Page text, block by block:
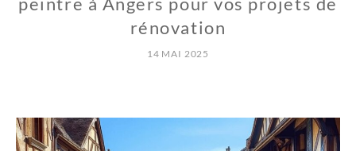
rénovation
14 MAI 2025